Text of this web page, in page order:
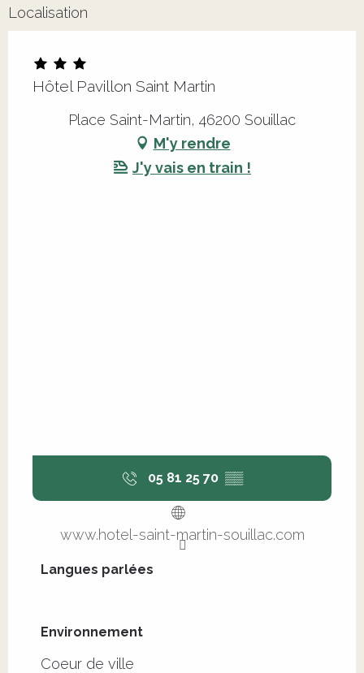
Localisation
Hôtel Pavillon Saint Martin
Place Saint-Martin, 46200 Souillac
M'y rendre
J'y vais en train !
05 81 25 70 ▒▒
www.hotel-saint-martin-souillac.com
Langues parlées
Langues parlées
Environnement
Environnement
Coeur de ville